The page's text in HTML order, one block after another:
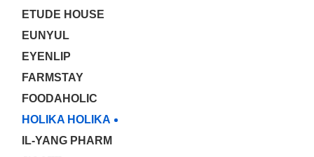
ETUDE HOUSE
EUNYUL
EYENLIP
FARMSTAY
FOODAHOLIC
HOLIKA HOLIKA
IL-YANG PHARM